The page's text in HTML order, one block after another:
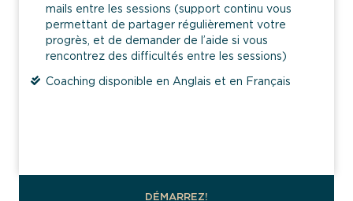
mails entre les sessions (support continu vous
permettant de partager régulièrement votre
progrès, et de demander de l’aide si vous
rencontrez des difficultés entre les sessions)
Coaching disponible en Anglais et en Français
DÉMARREZ!